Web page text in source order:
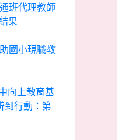
班代理教師
果
國小現職教
向上教育基
到行動：第